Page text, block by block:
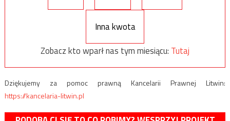
Inna kwota
Zobacz kto wparł nas tym miesiącu: Tutaj
Dziękujemy za pomoc prawną Kancelarii Prawnej Litwin:
https://kancelaria-litwin.pl